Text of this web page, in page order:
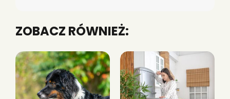
ZOBACZ RÓWNIEŻ: